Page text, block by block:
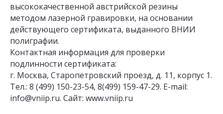
высококачественной австрийской резины
методом лазерной гравировки, на основании
действующего сертификата, выданного ВНИИ
полиграфии.
Контактная информация для проверки
подлинности сертификата:
г. Москва, Старопетровский проезд, д. 11, корпус 1.
Тел.: 8 (499) 150-23-54, 8(499) 159-47-29. E-mail:
info@vniip.ru. Сайт: www.vniip.ru